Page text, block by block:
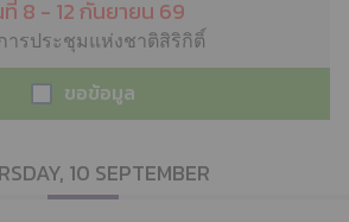
8 - 12 กันยายน 69
ารประชุมแห่งชาติสิริกิติ์
ขอข้อมูล
10 SEPTEMBER